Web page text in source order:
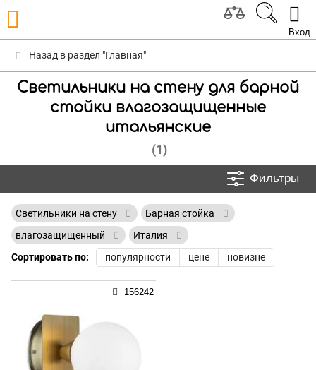
Вход
Назад в раздел "Главная"
Светильники на стену для барной
стойки влагозащищенные
итальянские
(1)
Фильтры
Светильники на стену
Барная стойка
влагозащищенный
Италия
Сортировать по:
популярности цене новизне
156242